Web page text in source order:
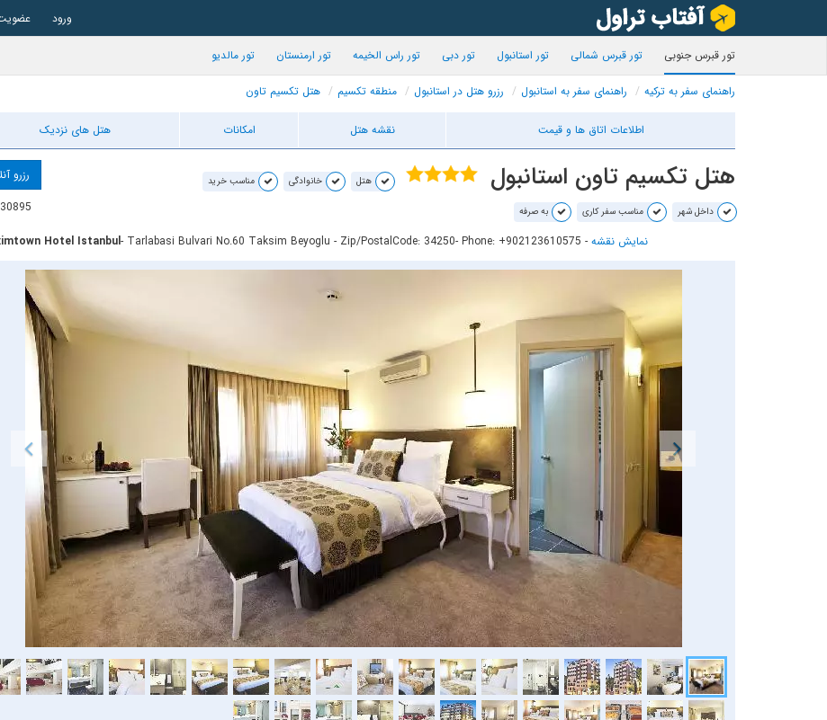
ورود
تور قبرس جنوبی تور قبرس شمالی تور استانبول تور دبی تور راس الخیمه تور ارمنستان تور مالدیو
راهنمای سفر به ترکیه راهنمای سفر به استانبول رزرو هتل در استانبول منطقه تکسیم هتل تکسیم تاون
اطلاعات اتاق ها و قیمت نقشه هتل امکانات هتل های نزدیک
هتل تکسیم تاون استانبول هتل خانوادگی مناسب خرید
داخل شهر مناسب سفر کاری به صرفه
رزرو
Hotel Istanbul- Tarlabasi Bulvari No.60 Taksim Beyoglu - Zip/PostalCode: 34250- Phone: +902123610575 - نمایش نقشه